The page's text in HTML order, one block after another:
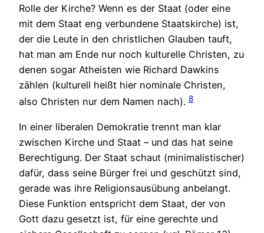
Rolle der Kirche? Wenn es der Staat (oder eine
mit dem Staat eng verbundene Staatskirche) ist,
der die Leute in den christlichen Glauben tauft,
hat man am Ende nur noch kulturelle Christen, zu
denen sogar Atheisten wie Richard Dawkins
zählen (kulturell heißt hier nominale Christen,
also Christen nur dem Namen nach). 8
In einer liberalen Demokratie trennt man klar
zwischen Kirche und Staat – und das hat seine
Berechtigung. Der Staat schaut (minimalistischer)
dafür, dass seine Bürger frei und geschützt sind,
gerade was ihre Religionsausübung anbelangt.
Diese Funktion entspricht dem Staat, der von
Gott dazu gesetzt ist, für eine gerechte und